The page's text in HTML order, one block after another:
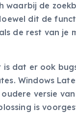
waarbij de
dit de
de rest van je
dat er ook
Windows
versie
is